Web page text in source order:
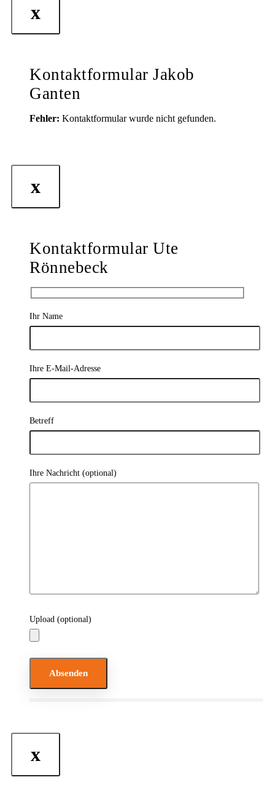
x
Kontaktformular Jakob
Ganten
Fehler: Kontaktformular wurde nicht gefunden.
x
Kontaktformular Ute
Rönnebeck
Ihr Name
Ihre E-Mail-Adresse
Betreff
Ihre Nachricht (optional)
Upload (optional)
Bitte lasse dieses Feld leer.
x